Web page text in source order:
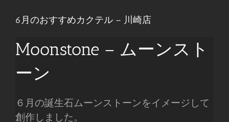
6月のおすすめカクテル – 川崎店
Moonstone – ムーンスト
ーン
６月の誕生石ムーンストーンをイメージして
創作しました。